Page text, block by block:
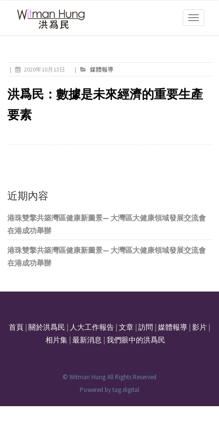
Toggle
| 2020年10月13日 | 媒體報導
洪爲民：數據是未來經濟的重要生產
要素
近期內容
港珠雙擎共築灣區健康新圖景— 大灣區大健康領域發展交流會
在港成功舉辦
港珠雙擎共築灣區健康新圖景— 大灣區大健康領域發展交流會
在港成功舉辦
首頁 關於洪爲民 人大工作報告 文章 訪問 媒體報導 影片
相片集| 最新消息 我們眼中的洪爲民
© Witman Hung All Rights Reserved
Powered bytag.digital